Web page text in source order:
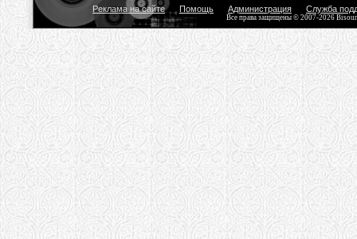
Реклама на сайте Помощь Администрация Служба
Все права защищены © 2007-2026